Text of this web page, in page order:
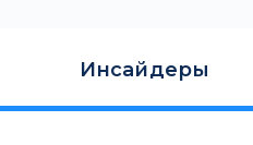
Инсайдеры